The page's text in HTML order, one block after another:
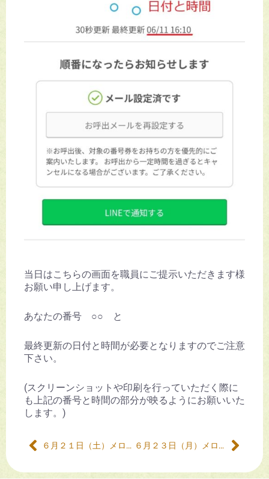
当日はこちらの画面を職員にご提示いただきます様
お願い申し上げます。
あなたの番号 ○○ と
最終更新の日付と時間が必要となりますのでご注意
下さい。
(スクリーンショットや印刷を行っていただく際に
も上記の番号と時間の部分が映るようにお願いいた
します。)
６月２１日（土）メロン販売について ６月２３日（月）メロン販売について